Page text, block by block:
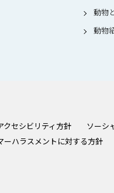
動物
動物
クセシビリティ方針
ソーシ
ーハラスメントに対する方針